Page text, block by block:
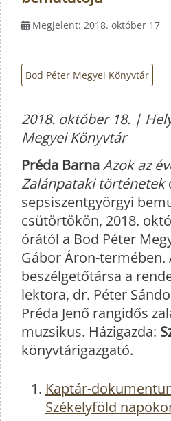
Megjelent: 2018. október 17
Bod Péter Megyei Könyvtár
2018. október 18. |
Megyei Könyvtár
Préda BarnaAzok az
Zalánpataki történetek
sepsiszentgyörgyi
csütörtökön, 2018.
órától a Bod Péter
Gábor Áron-termében.
beszélgetőtársa a
lektora, dr. Péter
Préda Jenő rangidős
muzsikus. Házigazda:
könyvtárigazgató.
Kaptár-
Székelyföld